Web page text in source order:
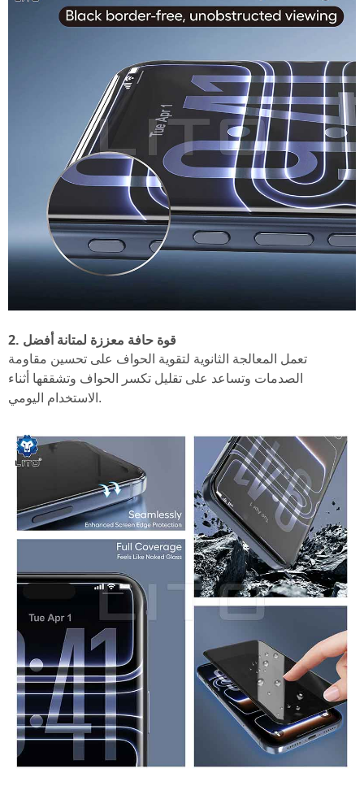
2. قوة حافة معززة لمتانة أفضل
تعمل المعالجة الثانوية لتقوية الحواف على تحسين مقاومة
الصدمات وتساعد على تقليل تكسر الحواف وتشققها أثناء
الاستخدام اليومي.